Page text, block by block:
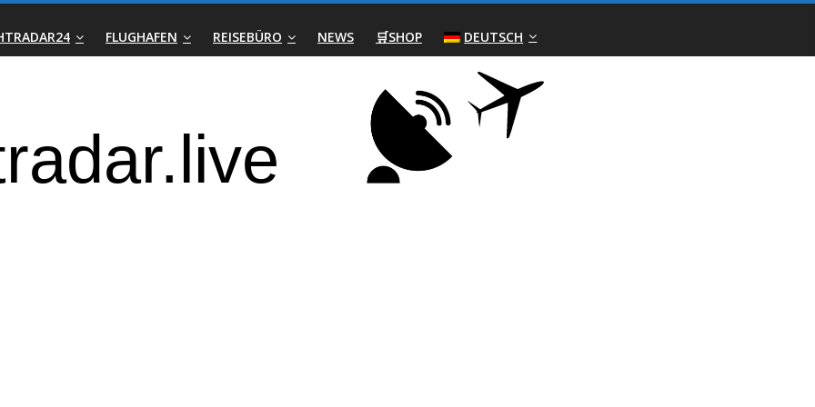
FLUGHAFEN REISEBÜRO NEWS 🛒SHOP DEUTSCH